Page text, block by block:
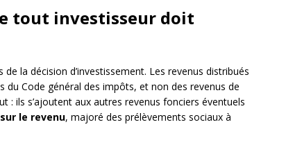
tout investisseur doit
la décision d’investissement. Les revenus distribués
du Code général des impôts, et non des revenus de
: ils s’ajoutent aux autres revenus fonciers éventuels
le revenu, majoré des prélèvements sociaux à